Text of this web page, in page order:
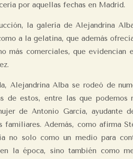
por aquellas fechas en Madrid.
la galería de Alejandrina
a la gelatina, que además
más comerciales, que
Alejandrina Alba se rodeó de
de estos, entre las que
de Antonio García,
familiares. Además, como afirma
no solo como un medio para
la época, sino también como